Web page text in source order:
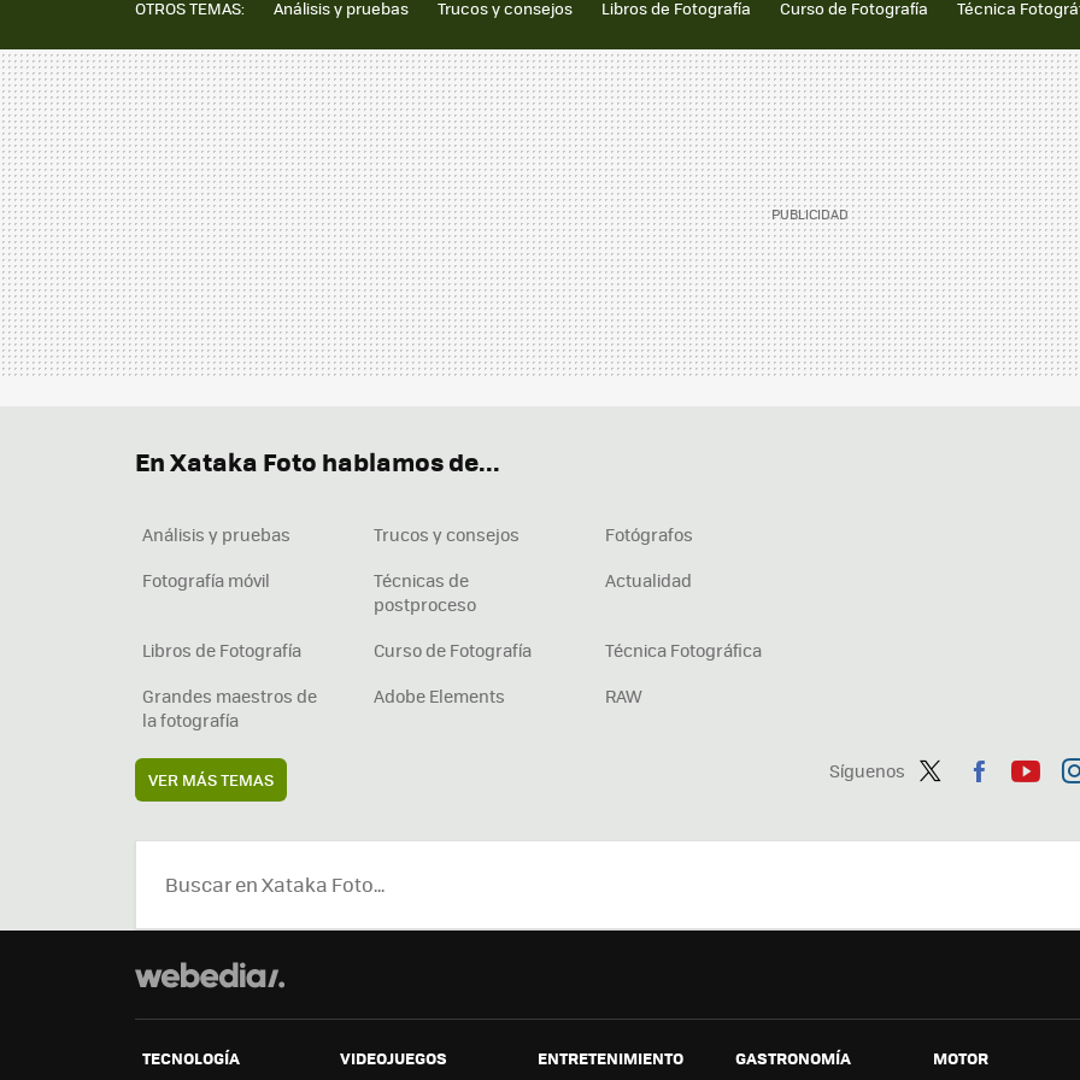
OTROS TEMAS: Análisis y pruebas Trucos y consejos Libros de Fotografía Curso de Fotografía Técnica
Síguenos
ter
ebo tub
En Xataka Foto hablamos de...
Análisis y pruebas Trucos y consejos
Fotógrafos
Fotografía móvil
Técnicas de
postproceso
Actualidad
Libros de Fotografía Curso de Fotografía
Técnica Fotográfica
Grandes maestros de
la fotografía
Adobe Elements RAW
VER MÁS TEMAS
TECNOLOGÍA VIDEOJUEGOS ENTRETENIMIENTO GASTRONOMÍA MOTOR